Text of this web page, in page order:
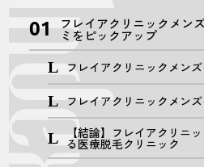
フレイアクリニックメン
ミをピックアップ
フレイアクリニックメン
フレイアクリニックメン
【結論】フレイアクリニ
る医療脱毛クリニック